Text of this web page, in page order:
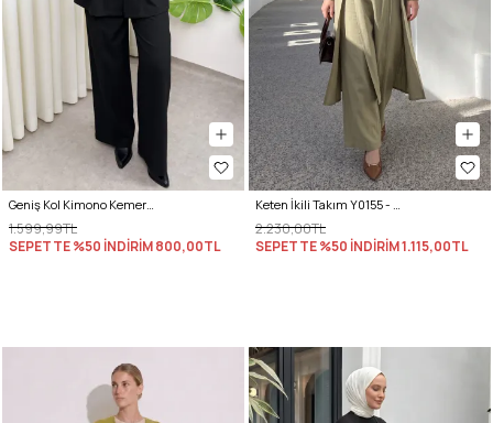
Geniş Kol Kimono Kemerli Pantolon Takım 0047 - SİYAH
1.599,99TL
SEPETTE %50 İNDİRİM800,00TL
Keten İkili Takım Y0155 - AÇIK HAKİ
2.230,00TL
SEPETTE %50 İNDİRİM1.115,00TL